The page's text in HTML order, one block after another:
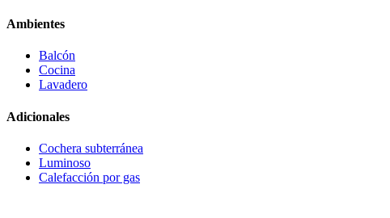
Ambientes
Balcón
Cocina
Lavadero
Adicionales
Cochera subterránea
Luminoso
Calefacción por gas